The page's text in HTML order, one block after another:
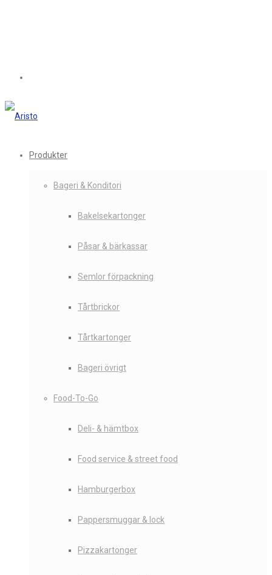
Produkter
Bageri & Konditori
Bakelsekartonger
Påsar & bärkassar
Semlor förpackning
Tårtbrickor
Tårtkartonger
Bageri övrigt
Food-To-Go
Deli- & hämtbox
Food service & street food
Hamburgerbox
Pappersmuggar & lock
Pizzakartonger